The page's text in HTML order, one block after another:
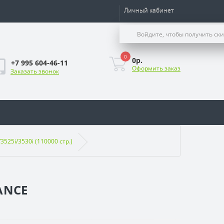
Личный кабинет
Войдите, чтобы получить
+7 995 604-46-11
Заказать звонок
0 0р.
Оформить заказ
3530i (110000 стр.)